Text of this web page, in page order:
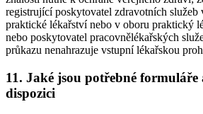
registrující poskytovatel zdravotních služeb
praktické lékařství nebo v oboru praktický
nebo poskytovatel pracovnělékařských
průkazu nenahrazuje vstupní lékařskou
11. Jaké jsou potřebné formuláře
dispozici